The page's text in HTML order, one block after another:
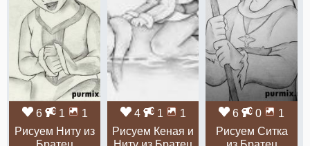
6 1
1
Рисуем Ниту из
4 1
1
Рисуем Кеная и
6 0
1
Рисуем Ситка